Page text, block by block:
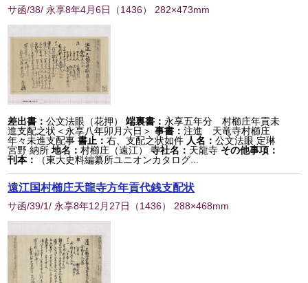
サ函/38/ 永享8年4月6日 （1436） 282×473mm
差出書：公文法眼（花押） 端裏書： 永享五年分 村櫛庄年貢未
進支配之状＜永享八年卯月六日＞ 事書：注進 天竜寺村櫛庄
年々未進支配事書止：右、支配之状如件 人名：公文法眼 定琳
宮野 納所 地名：村櫛庄（遠江） 寺社名： 天龍寺 その他事項：
刊本：
（東大史料編纂所ユニオンカタログ...
遠江国村櫛庄天龍寺方年貢代銭支配状
サ函/39/1/ 永享8年12月27日 （1436） 288×468mm